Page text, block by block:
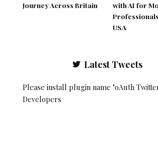
Journey Across Britain
with AI for
USA
Latest Tweets
Please install plugin name "oAuth
Developers